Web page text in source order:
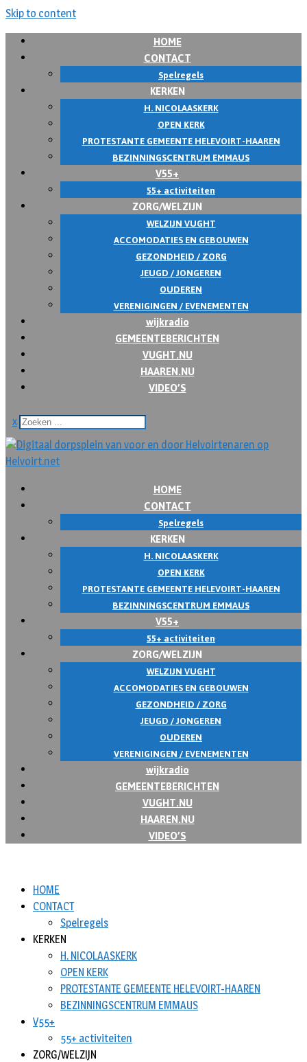
Skip to content
HOME
CONTACT
Spelregels
KERKEN
H. NICOLAASKERK
OPEN KERK
PROTESTANTE GEMEENTE HELEVOIRT-HAAREN
BEZINNINGSCENTRUM EMMAUS
V55+
55+ activiteiten
ZORG/WELZIJN
WELZIJN VUGHT
ACCOMODATIES EN GEBOUWEN
GEZONDHEID / ZORG
JEUGD / JONGEREN
OUDEREN
VERENIGINGEN / EVENEMENTEN
wijkradio
GEMEENTEBERICHTEN
VUGHT.NU
HAAREN.NU
VIDEO’S
x
HOME
CONTACT
Spelregels
KERKEN
H. NICOLAASKERK
OPEN KERK
PROTESTANTE GEMEENTE HELEVOIRT-HAAREN
BEZINNINGSCENTRUM EMMAUS
V55+
55+ activiteiten
ZORG/WELZIJN
WELZIJN VUGHT
ACCOMODATIES EN GEBOUWEN
GEZONDHEID / ZORG
JEUGD / JONGEREN
OUDEREN
VERENIGINGEN / EVENEMENTEN
wijkradio
GEMEENTEBERICHTEN
VUGHT.NU
HAAREN.NU
VIDEO’S
HOME
CONTACT
Spelregels
KERKEN
H. NICOLAASKERK
OPEN KERK
PROTESTANTE GEMEENTE HELEVOIRT-HAAREN
BEZINNINGSCENTRUM EMMAUS
V55+
55+ activiteiten
ZORG/WELZIJN